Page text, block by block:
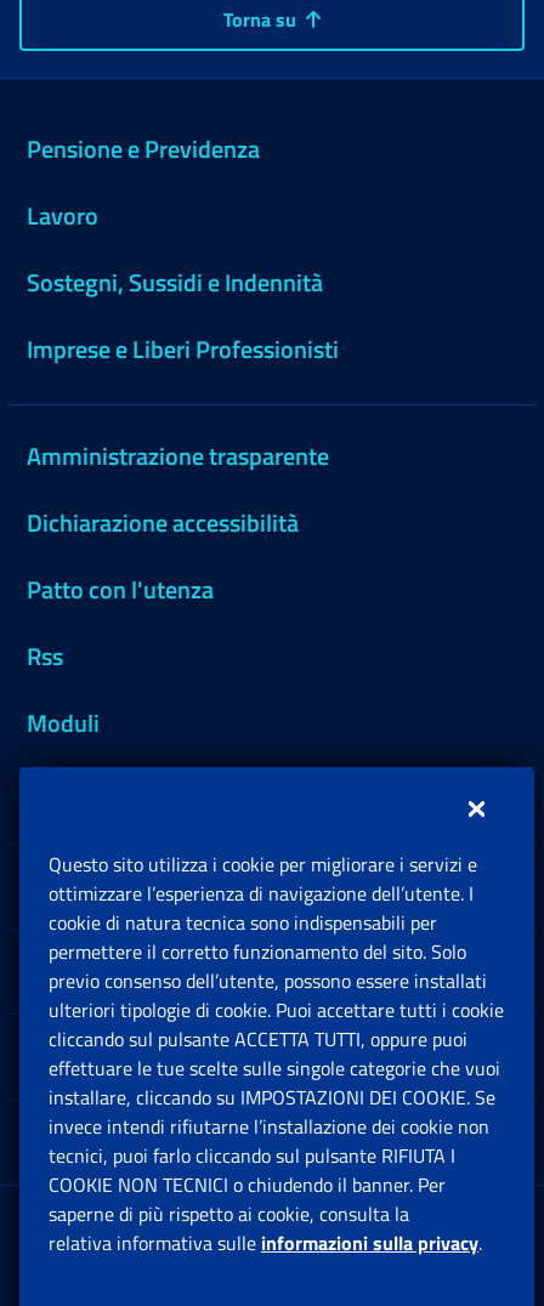
Torna su
Pensione e Previdenza
Lavoro
Sostegni, Sussidi e Indennità
Imprese e Liberi Professionisti
Amministrazione trasparente
Dichiarazione accessibilità
Patto con l'utenza
Rss
Moduli
Sedi e Contatti
Software
Note Legali
App mobile
Sede Legale : Via Ciro il Grande, 21
00144 Roma
Questo sito utilizza i cookie per migliorare i servizi e
ottimizzare l’esperienza di navigazione dell’utente. I
cookie di natura tecnica sono indispensabili per
permettere il corretto funzionamento del sito. Solo
previo consenso dell’utente, possono essere installati
ulteriori tipologie di cookie. Puoi accettare tutti i cookie
cliccando sul pulsante ACCETTA TUTTI, oppure puoi
effettuare le tue scelte sulle singole categorie che vuoi
installare, cliccando su IMPOSTAZIONI DEI COOKIE. Se
invece intendi rifiutarne l’installazione dei cookie non
tecnici, puoi farlo cliccando sul pulsante RIFIUTA I
COOKIE NON TECNICI o chiudendo il banner. Per
saperne di più rispetto ai cookie, consulta la
relativa informativa sulle informazioni sulla privacy.